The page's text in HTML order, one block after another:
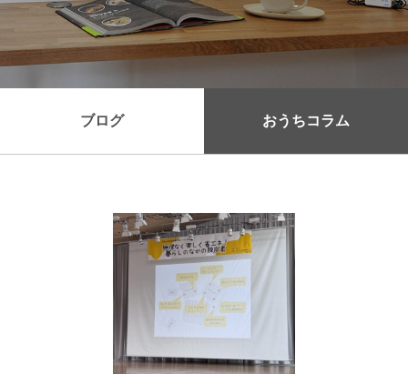
ブログ おうちコラム